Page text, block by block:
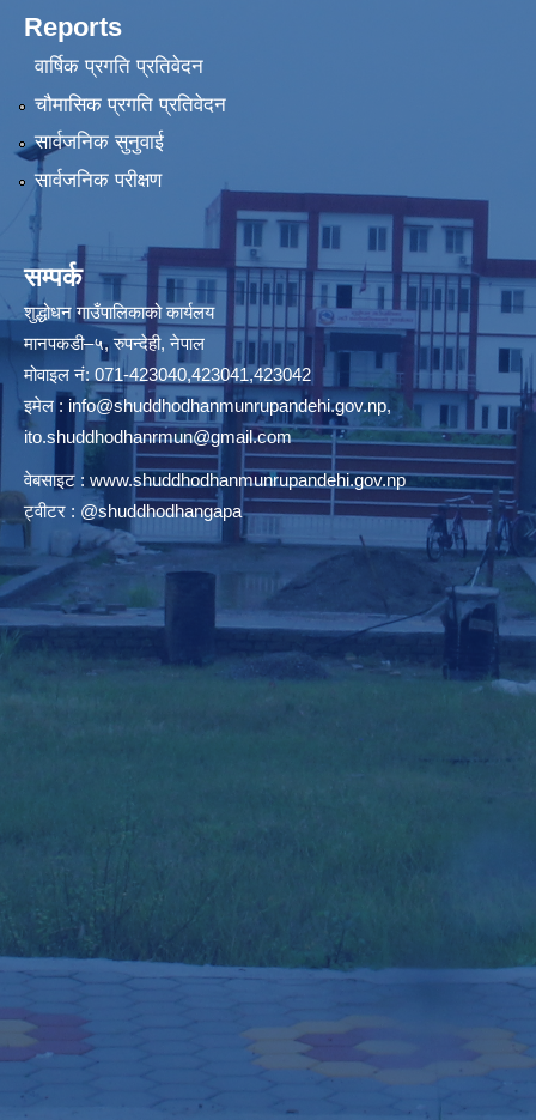
Reports
वार्षिक प्रगति प्रतिवेदन
चौमासिक प्रगति प्रतिवेदन
सार्वजनिक सुनुवाई
सार्वजनिक परीक्षण
सम्पर्क
शुद्धोधन गाउँपालिकाको कार्यलय
मानपकडी–५, रुपन्देही, नेपाल
मोवाइल नं: 071-423040,423041,423042
इमेल : info@shuddhodhanmunrupandehi.gov.np,
ito.shuddhodhanrmun@gmail.com
वेबसाइट : www.shuddhodhanmunrupandehi.gov.np
ट्वीटर : @shuddhodhangapa